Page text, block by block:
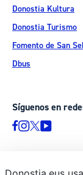
Donostia Kultura
Donostia Turismo
Fomento de San
Dbus
Síguenos en